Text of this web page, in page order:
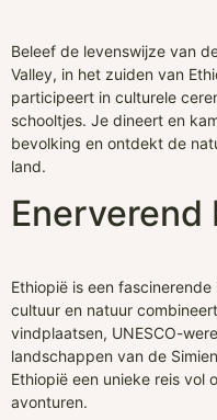
Beleef de levenswijze van
Valley, in het zuiden van
participeert in culturele
schooltjes. Je dineert en
bevolking en ontdekt de
land.
Enerverend
Ethiopië is een
cultuur en natuur
vindplaatsen, UNESCO-
landschappen van de
Ethiopië een unieke reis vol
avonturen.